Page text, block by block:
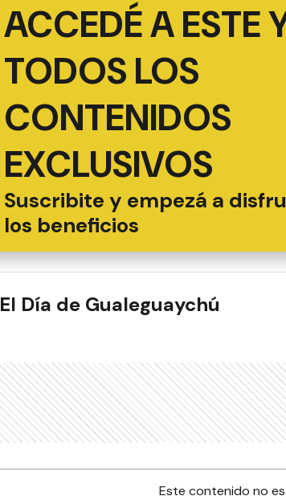
ACCEDÉ A ESTE
TODOS LOS
CONTENIDOS
EXCLUSIVOS
Suscribite y empezá a
los beneficios
El Día de Gualeguaychú
Este contenido no